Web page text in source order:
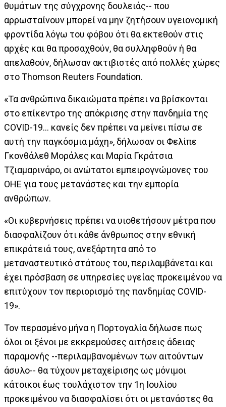
θυμάτων της σύγχρονης δουλειάς-- που
αρρωσταίνουν μπορεί να μην ζητήσουν υγειονομική
φροντίδα λόγω του φόβου ότι θα εκτεθούν στις
αρχές και θα προσαχθούν, θα συλληφθούν ή θα
απελαθούν, δήλωσαν ακτιβιστές από πολλές χώρες
στο Thomson Reuters Foundation.
«Τα ανθρώπινα δικαιώματα πρέπει να βρίσκονται
στο επίκεντρο της απόκρισης στην πανδημία της
COVID-19... κανείς δεν πρέπει να μείνει πίσω σε
αυτή την παγκόσμια μάχη», δήλωσαν οι Φελίπε
Γκονθάλεθ Μοράλες και Μαρία Γκράτσια
Τζιαμαρινάρο, οι ανώτατοι εμπειρογνώμονες του
ΟΗΕ για τους μετανάστες και την εμπορία
ανθρώπων.
«Οι κυβερνήσεις πρέπει να υιοθετήσουν μέτρα που
διασφαλίζουν ότι κάθε άνθρωπος στην εθνική
επικράτειά τους, ανεξάρτητα από το
μεταναστευτικό στάτους του, περιλαμβάνεται και
έχει πρόσβαση σε υπηρεσίες υγείας προκειμένου να
επιτύχουν τον περιορισμό της πανδημίας COVID-
19».
Τον περασμένο μήνα η Πορτογαλία δήλωσε πως
όλοι οι ξένοι με εκκρεμούσες αιτήσεις άδειας
παραμονής --περιλαμβανομένων των αιτούντων
άσυλο-- θα τύχουν μεταχείρισης ως μόνιμοι
κάτοικοι έως τουλάχιστον την 1η Ιουλίου
προκειμένου να διασφαλίσει ότι οι μετανάστες θα